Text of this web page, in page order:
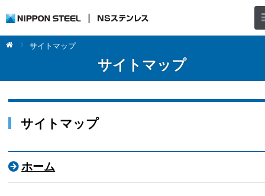
サイトマップ
サイトマップ
サイトマップ
ホーム